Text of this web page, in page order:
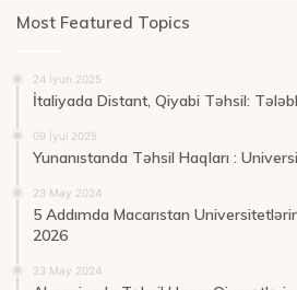
Most Featured Topics
24 İyun 2025
İtaliyada Distant, Qiyabi Təhsil:
09 İyul 2025
Yunanıstanda Təhsil Haqları :
23 May 2024
5 Addımda Macarıstan
2026
23 May 2024